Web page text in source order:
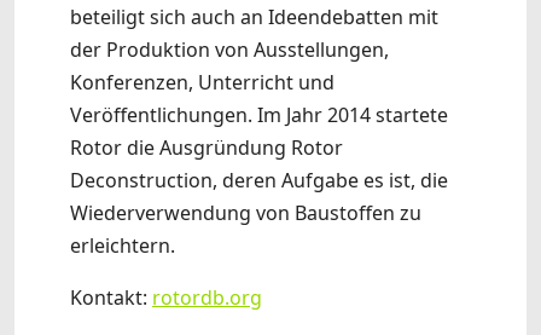
beteiligt sich auch an Ideendebatten mit
der Produktion von Ausstellungen,
Konferenzen, Unterricht und
Veröffentlichungen. Im Jahr 2014 startete
Rotor die Ausgründung Rotor
Deconstruction, deren Aufgabe es ist, die
Wiederverwendung von Baustoffen zu
erleichtern.
Kontakt: rotordb.org